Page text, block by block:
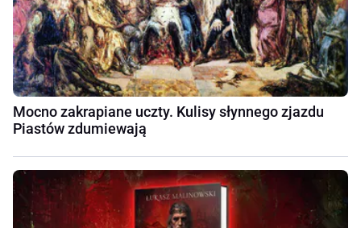
Mocno zakrapiane uczty. Kulisy słynnego zjazdu
Piastów zdumiewają